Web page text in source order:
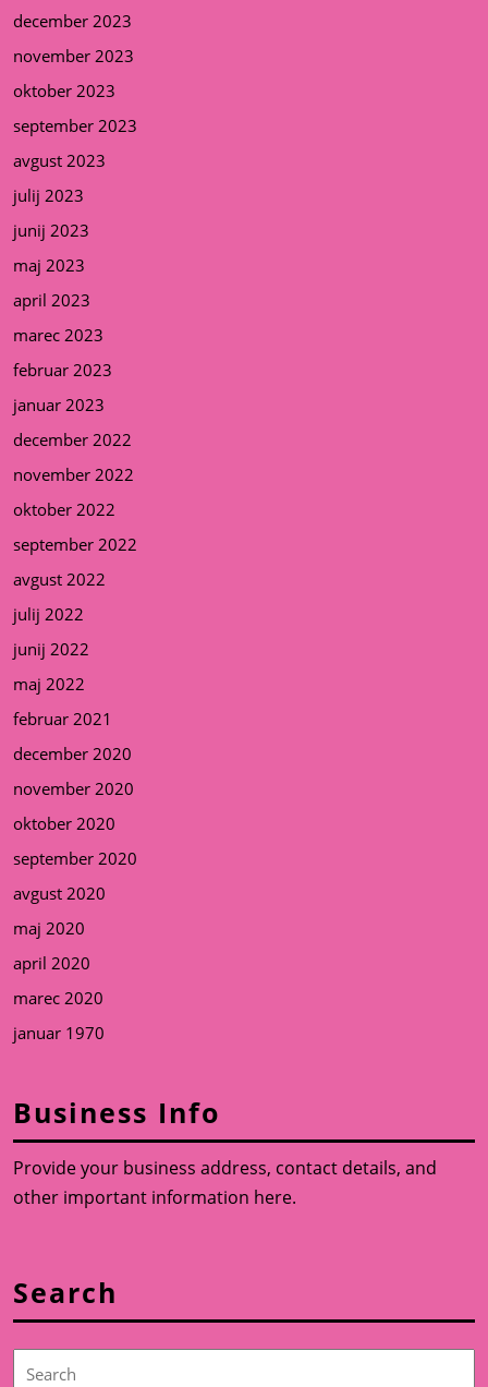
december 2023
november 2023
oktober 2023
september 2023
avgust 2023
julij 2023
junij 2023
maj 2023
april 2023
marec 2023
februar 2023
januar 2023
december 2022
november 2022
oktober 2022
september 2022
avgust 2022
julij 2022
junij 2022
maj 2022
februar 2021
december 2020
november 2020
oktober 2020
september 2020
avgust 2020
maj 2020
april 2020
marec 2020
januar 1970
Business Info
Provide your business address, contact details, and
other important information here.
Search
Search
for: